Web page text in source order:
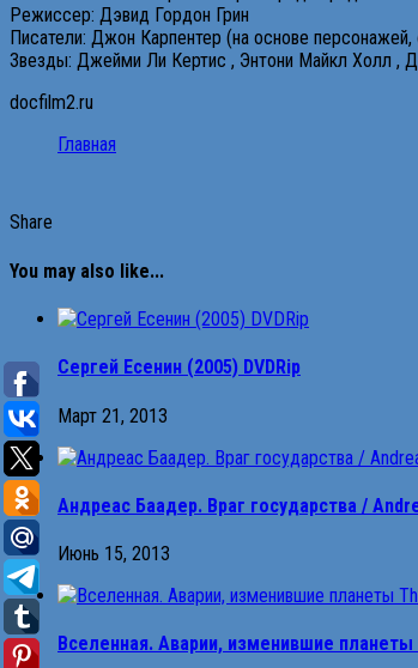
Режиссер: Дэвид Гордон Грин
Писатели: Джон Карпентер (на основе
Звезды: Джейми Ли Кертис , Энтони Майкл Холл ,
docfilm2.ru
Главная
Share
You may also like...
Сергей Есенин (2005) DVDRip
Март 21, 2013
Андреас Баадер. Враг государства /
Июнь 15, 2013
Вселенная. Авapии, измeнившие